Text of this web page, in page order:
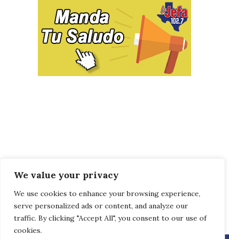
We value your privacy
We use cookies to enhance your browsing experience,
serve personalized ads or content, and analyze our
traffic. By clicking "Accept All", you consent to our use of
cookies.